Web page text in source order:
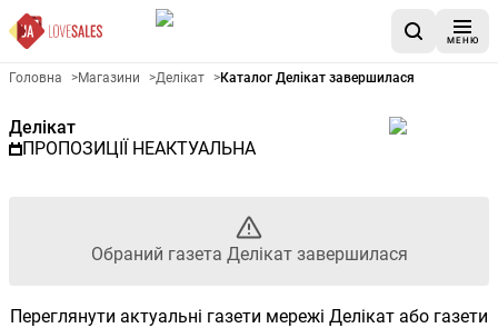
МЕНЮ
Рекламна газета Делікат -
Головна >Магазини >Делікат >Каталог Делікат завершилася
Делікат
ПРОПОЗИЦІЇ НЕАКТУАЛЬНА
Обраний газета Делікат завершилася
Переглянути актуальні газети мережі Делікат або газети